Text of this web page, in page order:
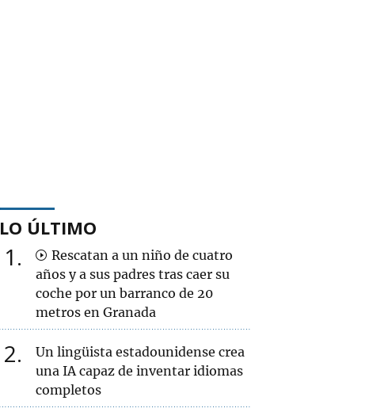
LO ÚLTIMO
1
Rescatan a un niño de cuatro
años y a sus padres tras caer su
coche por un barranco de 20
metros en Granada
2
Un lingüista estadounidense crea
una IA capaz de inventar idiomas
completos